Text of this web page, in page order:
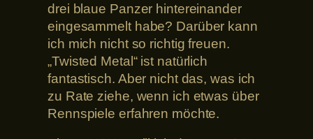
drei blaue Panzer hintereinander
eingesammelt habe? Darüber kann
ich mich nicht so richtig freuen.
„Twisted Metal“ ist natürlich
fantastisch. Aber nicht das, was ich
zu Rate ziehe, wenn ich etwas über
Rennspiele erfahren möchte.